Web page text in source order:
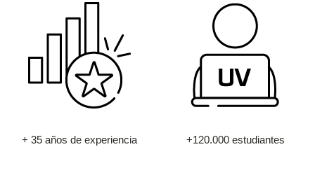
+ 35 años de experiencia +120.000 estudiantes